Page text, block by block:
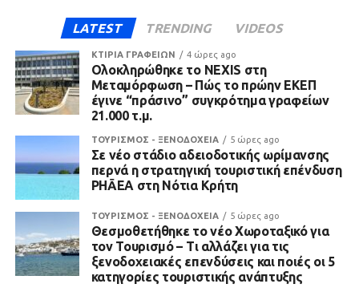
LATEST TRENDING VIDEOS
ΚΤΙΡΙΑ ΓΡΑΦΕΙΩΝ 4 ώρες ago
Ολοκληρώθηκε το NEXIS στη
Μεταμόρφωση – Πώς το πρώην ΕΚΕΠ
έγινε “πράσινο” συγκρότημα γραφείων
21.000 τ.μ.
ΤΟΥΡΙΣΜΟΣ - ΞΕΝΟΔΟΧΕΙΑ 5 ώρες ago
Σε νέο στάδιο αδειοδοτικής ωρίμανσης
περνά η στρατηγική τουριστική επένδυση
PHĀEA στη Νότια Κρήτη
ΤΟΥΡΙΣΜΟΣ - ΞΕΝΟΔΟΧΕΙΑ 5 ώρες ago
Θεσμοθετήθηκε το νέο Χωροταξικό για
τον Τουρισμό – Τι αλλάζει για τις
ξενοδοχειακές επενδύσεις και ποιές οι 5
κατηγορίες τουριστικής ανάπτυξης